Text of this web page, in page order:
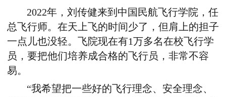
2022年，刘传健来到中国民航飞行学院，任
总飞行师。在天上飞的时间少了，但肩上的担子
一点儿也没轻。飞院现在有1万多名在校飞行学
员，要把他们培养成合格的飞行员，非常不容
易。
“我希望把一些好的飞行理念、安全理念、